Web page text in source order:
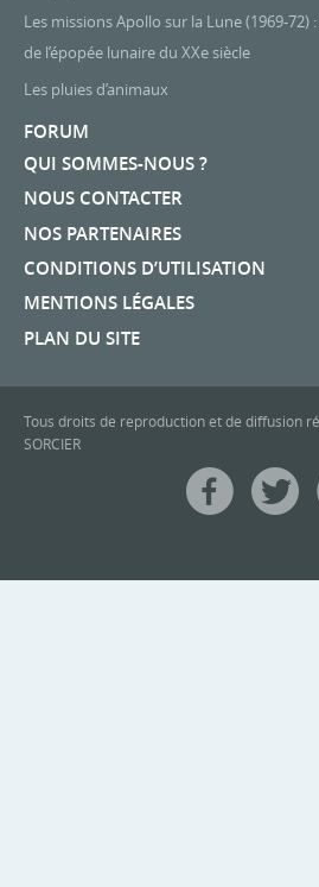
Les missions Apollo sur la Lune (1969-
de l’épopée lunaire du XXe siècle
Les pluies d’animaux
FORUM
QUI SOMMES-NOUS ?
NOUS CONTACTER
NOS PARTENAIRES
CONDITIONS D’UTILISATION
MENTIONS LÉGALES
PLAN DU SITE
Tous droits de reproduction et de diffusion
SORCIER